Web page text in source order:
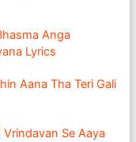
Anga
Lyrics
Aana Tha Teri Gali
| Vrindavan Se Aaya